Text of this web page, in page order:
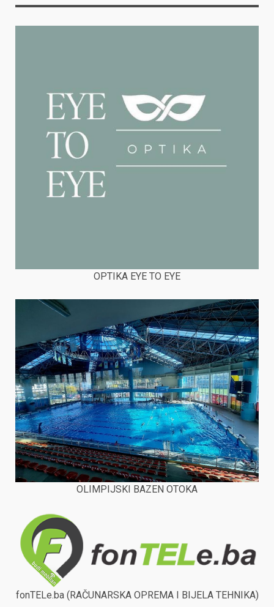
OPTIKA EYE TO EYE
OLIMPIJSKI BAZEN OTOKA
fonTELe.ba (RAČUNARSKA OPREMA I BIJELA TEHNIKA)